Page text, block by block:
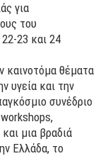
για
του
23 και 24
καινοτόμα θέματα
υγεία και την
συνέδριο
μια βραδιά
Ελλάδα, το